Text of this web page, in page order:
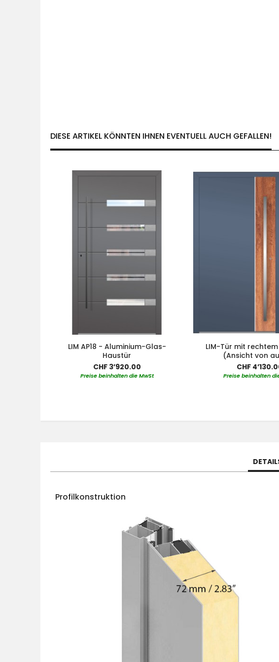
DIESE ARTIKEL KÖNNTEN IHNEN EVENTUELL AUCH GEFALLEN!
LIM AP18 - Aluminium-Glas-
Haustür
CHF 3’920.00
Preise beinhalten die MwSt
LIM-Tür mit
(Ansicht von
CHF
Preise beinhalten